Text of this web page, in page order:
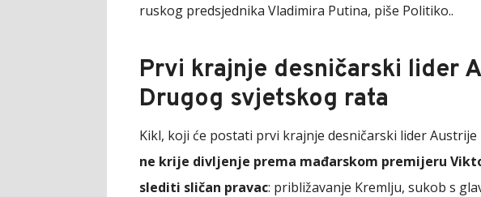
ruskog predsjednika Vladimira Putina, piše Politiko..
Prvi krajnje desničarski lider
Drugog svjetskog rata
Kikl, koji će postati prvi krajnje desničarski lider
ne krije divljenje prema mađarskom premijeru
slediti sličan pravac: približavanje Kremlju, sukob s